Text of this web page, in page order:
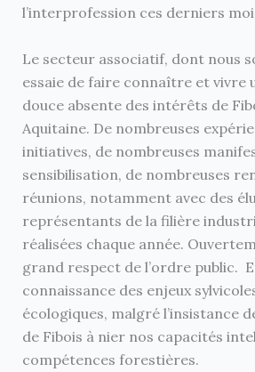
l’interprofession ces derniers
Le secteur associatif, dont nous
essaie de faire connaître et vivre
douce absente des intérêts de
Aquitaine. De nombreuses
initiatives, de nombreuses
sensibilisation, de nombreuses
réunions, notamment avec des
représentants de la filière
réalisées chaque année.
grand respect de l’ordre public.
connaissance des enjeux
écologiques, malgré l’insistance
de Fibois à nier nos capacités
compétences forestières.